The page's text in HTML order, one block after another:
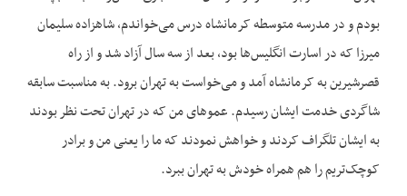
بودم و در مدرسه متوسطه کرمانشاه درس می‌‌خواندم، شاهزاده سلیمان
میرزا که در اسارت انگلیس‌‌ها بود، بعد از سه سال آزاد شد و از راه
قصرشیرین به کرمانشاه آمد و می‌‌خواست به تهران برود. به مناسبت سابقه
شاگردی خدمت ایشان رسیدم. عموهای من که در تهران تحت نظر بودند
به ایشان تلگراف کردند و خواهش نمودند که ما را یعنی من و برادر
کوچک‌‌تریم را هم همراه خودش به تهران ببرد.